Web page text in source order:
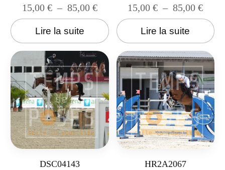
15,00 € – 85,00 €
Lire la suite
15,00€ – 85,00€
Lire la suite
DSC04143 HR2A2067